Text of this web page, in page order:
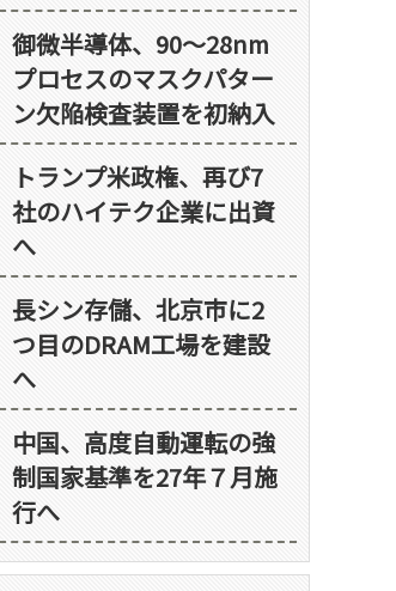
御微半導体、90～28nm
プロセスのマスクパター
ン欠陥検査装置を初納入
トランプ米政権、再び7
社のハイテク企業に出資
へ
長シン存儲、北京市に2
つ目のDRAM工場を建設
へ
中国、高度自動運転の強
制国家基準を27年７月施
行へ